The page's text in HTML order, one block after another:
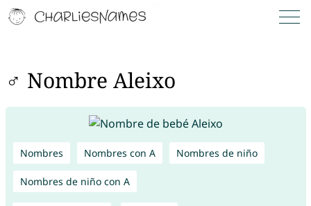
♂ Nombre Aleixo
Nombres Nombres con A Nombres de niño
Nombres de niño con A